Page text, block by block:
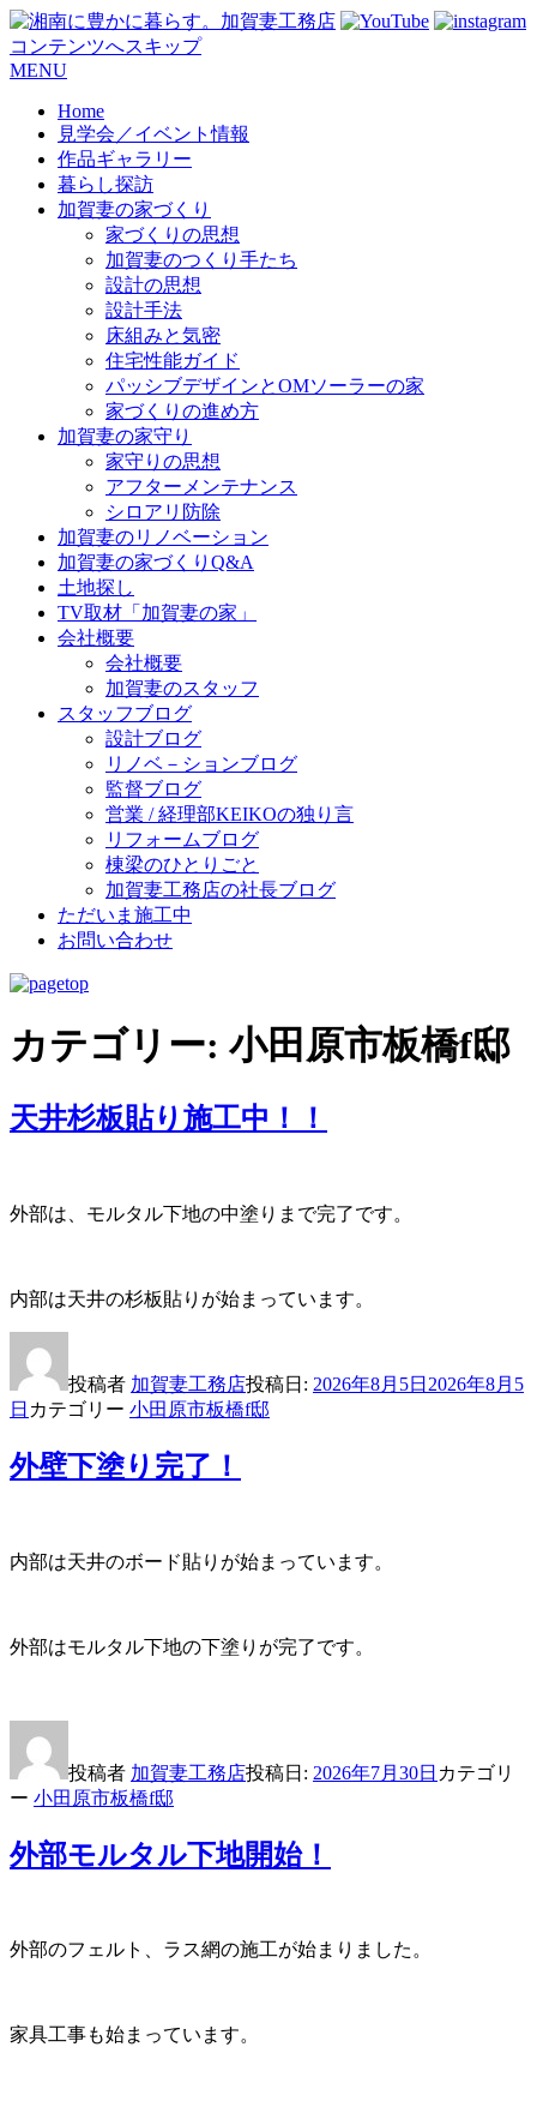
コンテンツへスキップ
MENU
Home
見学会／イベント情報
作品ギャラリー
暮らし探訪
加賀妻の家づくり
家づくりの思想
加賀妻のつくり手たち
設計の思想
設計手法
床組みと気密
住宅性能ガイド
パッシブデザインとOMソーラーの家
家づくりの進め方
加賀妻の家守り
家守りの思想
アフターメンテナンス
シロアリ防除
加賀妻のリノベーション
加賀妻の家づくりQ&A
土地探し
TV取材「加賀妻の家」
会社概要
会社概要
加賀妻のスタッフ
スタッフブログ
設計ブログ
リノベ－ションブログ
監督ブログ
営業 / 経理部KEIKOの独り言
リフォームブログ
棟梁のひとりごと
加賀妻工務店の社長ブログ
ただいま施工中
お問い合わせ
カテゴリー: 小田原市板橋f邸
天井杉板貼り施工中！！
外部は、モルタル下地の中塗りまで完了です。
内部は天井の杉板貼りが始まっています。
投稿者 加賀妻工務店投稿日: 2026年8月5日 2026年8月5
日 カテゴリー 小田原市板橋f邸
外壁下塗り完了！
内部は天井のボード貼りが始まっています。
外部はモルタル下地の下塗りが完了です。
投稿者 加賀妻工務店投稿日: 2026年7月30日 カテゴリ
ー 小田原市板橋f邸
外部モルタル下地開始！
外部のフェルト、ラス網の施工が始まりました。
家具工事も始まっています。